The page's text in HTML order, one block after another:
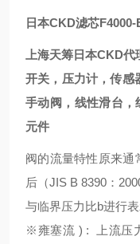
日本CKD滤芯
上海天筹日本CKD
开关，压力计，传感
手动阀，线性滑台
元件
阀的流量特性原来
后（JIS B 8390：
与临界压力比b进行表
※雍塞流 ) : 上流压